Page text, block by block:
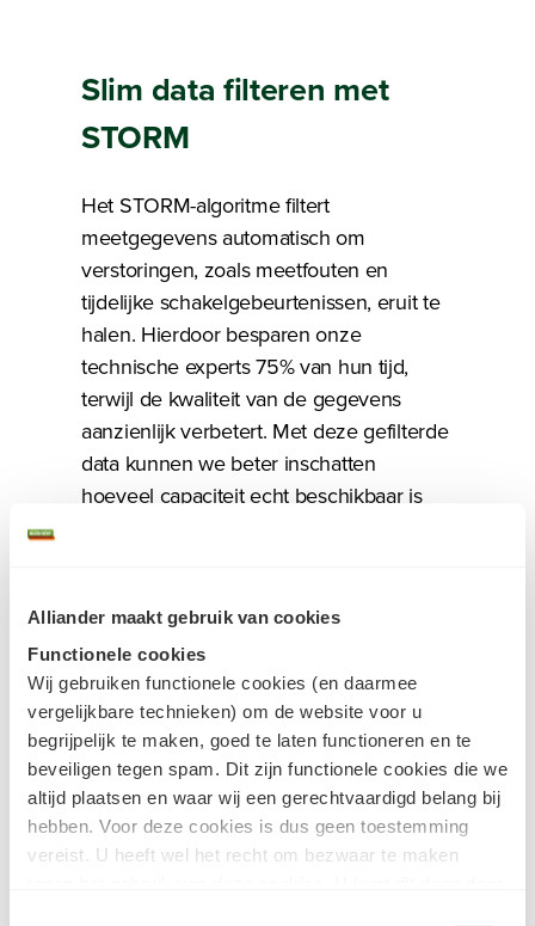
Alliander maakt gebruik van cookies
Functionele cookies
Wij gebruiken functionele cookies (en daarmee
vergelijkbare technieken) om de website voor u
begrijpelijk te maken, goed te laten functioneren en te
beveiligen tegen spam. Dit zijn functionele cookies die we
altijd plaatsen en waar wij een gerechtvaardigd belang bij
hebben. Voor deze cookies is dus geen toestemming
vereist. U heeft wel het recht om bezwaar te maken
Slim data filteren met
STORM
Het STORM-algoritme filtert
meetgegevens automatisch om
verstoringen, zoals meetfouten en
tijdelijke schakelgebeurtenissen, eruit te
halen. Hierdoor besparen onze
technische experts 75% van hun tijd,
terwijl de kwaliteit van de gegevens
aanzienlijk verbetert. Met deze gefilterde
data kunnen we beter inschatten
hoeveel capaciteit echt beschikbaar is
Waarom is dit belangrijk?
De energietransitie brengt grote
veranderingen met zich mee. Elektriciteit
wordt niet langer alleen centraal
opgewekt, maar ook lokaal via wind- en
zonneparken. Dit zorgt voor
tweerichtingsverkeer op het netwerk en